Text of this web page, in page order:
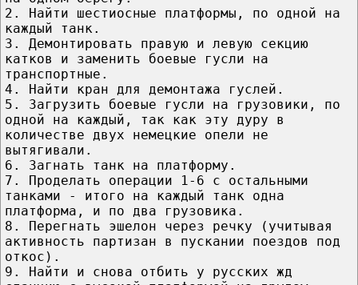
2. Найти шестиосные платформы, по одной на
каждый танк.
3. Демонтировать правую и левую секцию
катков и заменить боевые гусли на
транспортные.
4. Найти кран для демонтажа гуслей.
5. Загрузить боевые гусли на грузовики, по
одной на каждый, так как эту дуру в
количестве двух немецкие опели не
вытягивали.
6. Загнать танк на платформу.
7. Проделать операции 1-6 с остальными
танками - итого на каждый танк одна
платформа, и по два грузовика.
8. Перегнать эшелон через речку (учитывая
активность партизан в пускании поездов под
откос).
9. Найти и снова отбить у русских жд